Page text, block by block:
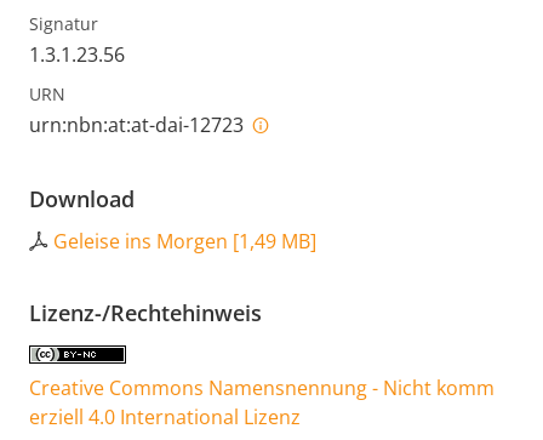
Signatur
1.3.1.23.56
URN
urn:nbn:at:at-dai-12723
Download
Geleise ins Morgen [1,49 MB]
Lizenz-/Rechtehinweis
Creative Commons Namensnennung - Nicht komm
erziell 4.0 International Lizenz